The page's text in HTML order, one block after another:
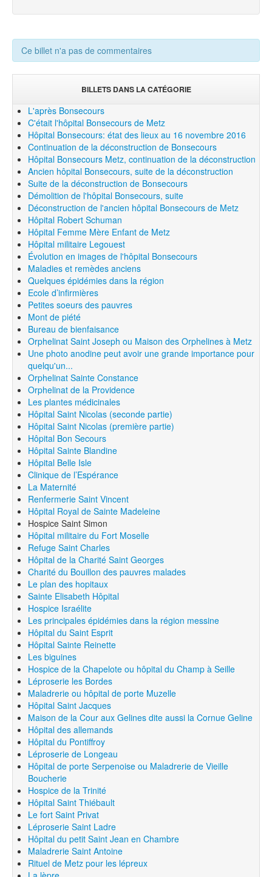
Ce billet n'a pas de commentaires
BILLETS DANS LA CATÉGORIE
L'après Bonsecours
C'était l'hôpital Bonsecours de Metz
Hôpital Bonsecours: état des lieux au 16 novembre 2016
Continuation de la déconstruction de Bonsecours
Hôpital Bonsecours Metz, continuation de la déconstruction
Ancien hôpital Bonsecours, suite de la déconstruction
Suite de la déconstruction de Bonsecours
Démolition de l'hôpital Bonsecours, suite
Déconstruction de l'ancien hôpital Bonsecours de Metz
Hôpital Robert Schuman
Hôpital Femme Mère Enfant de Metz
Hôpital militaire Legouest
Évolution en images de l'hôpital Bonsecours
Maladies et remèdes anciens
Quelques épidémies dans la région
Ecole d’infirmières
Petites soeurs des pauvres
Mont de piété
Bureau de bienfaisance
Orphelinat Saint Joseph ou Maison des Orphelines à Metz
Une photo anodine peut avoir une grande importance pour
quelqu'un...
Orphelinat Sainte Constance
Orphelinat de la Providence
Les plantes médicinales
Hôpital Saint Nicolas (seconde partie)
Hôpital Saint Nicolas (première partie)
Hôpital Bon Secours
Hôpital Sainte Blandine
Hôpital Belle Isle
Clinique de l’Espérance
La Maternité
Renfermerie Saint Vincent
Hôpital Royal de Sainte Madeleine
Hospice Saint Simon
Hôpital militaire du Fort Moselle
Refuge Saint Charles
Hôpital de la Charité Saint Georges
Charité du Bouillon des pauvres malades
Le plan des hopitaux
Sainte Elisabeth Hôpital
Hospice Israélite
Les principales épidémies dans la région messine
Hôpital du Saint Esprit
Hôpital Sainte Reinette
Les biguines
Hospice de la Chapelote ou hôpital du Champ à Seille
Léproserie les Bordes
Maladrerie ou hôpital de porte Muzelle
Hôpital Saint Jacques
Maison de la Cour aux Gelines dite aussi la Cornue Geline
Hôpital des allemands
Hôpital du Pontiffroy
Léproserie de Longeau
Hôpital de porte Serpenoise ou Maladrerie de Vieille
Boucherie
Hospice de la Trinité
Hôpital Saint Thiébault
Le fort Saint Privat
Léproserie Saint Ladre
Hôpital du petit Saint Jean en Chambre
Maladrerie Saint Antoine
Rituel de Metz pour les lépreux